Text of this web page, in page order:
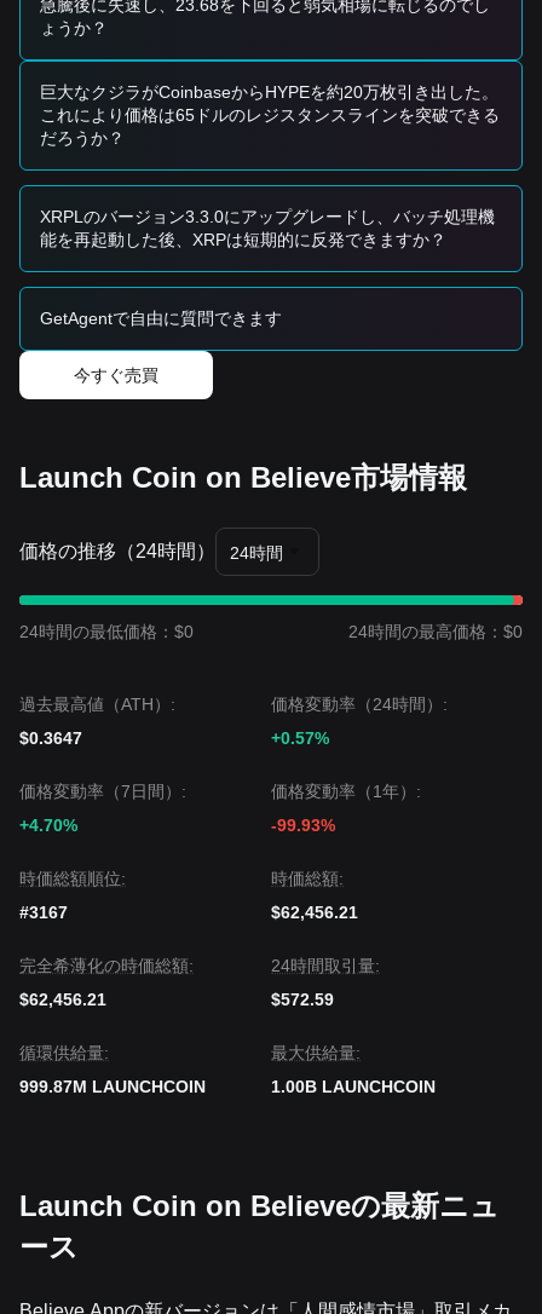
SMA（$0.000068）の上昇を確認するまで待ちます。
• 価格が$0.000072のレジスタンスをブレイクする場合、短
期的なリバウンドラリーは$0.000083を目指す可能性があり
ます。
• デリスティングおよび移行リスクに伴う極端なボラティリ
長期投資家
• プロジェクトのファンダメンタルズが新しいエコシステム
トークンへとシフトしているため、注意が必要です。新しい
BELIEVEトークンとの明確なアービトラージまたはユーティ
リティリンクが維持されない限り、レガシーな
トレンドサマリー
市場インサイト
短期間で、LAUNCHCOINは過去7日間にわたり
の価格構造を示しており、市場センチメントは
市場見通し
価格が$0.000072をブレイクすることに成功した場合、次の
$0.000059 を下回ってブレイクした場合、次の目標レ
ベルは$0.000045です。
アナリストの一般的なコンセンサスは、LAUNCHCOINが一
時的な投機的な反発を見る可能性はあるものの、新しい
出が発生しているかどうかを判断するために、$0.000059
急騰後に失速し、23.68を下回ると弱気相場に転じるのでし
ょうか？
巨大なクジラがCoinbaseからHYPEを約20万枚引き出した。
これにより価格は65ドルのレジスタンスラインを突破できる
だろうか？
XRPLのバージョン3.3.0にアップグレードし、バッチ処理機
能を再起動した後、XRPは短期的に反発できますか？
GetAgentで自由に質問できます
今すぐ売買
Launch Coin on Believe市場情報
価格の推移（24時間） 24時間
24時間の最低価格：$0 24時間の最高価格：$0
過去最高値（ATH）:
$0.3647
価格変動率（24時間）:
+0.57%
価格変動率（7日間）:
+4.70%
価格変動率（1年）:
-99.93%
時価総額順位:
#3167
時価総額:
$62,456.21
完全希薄化の時価総額:
$62,456.21
24時間取引量:
$572.59
循環供給量:
999.87M LAUNCHCOIN
‌最大供給量:
1.00B LAUNCHCOIN
Launch Coin on Believeの最新ニュ
ース